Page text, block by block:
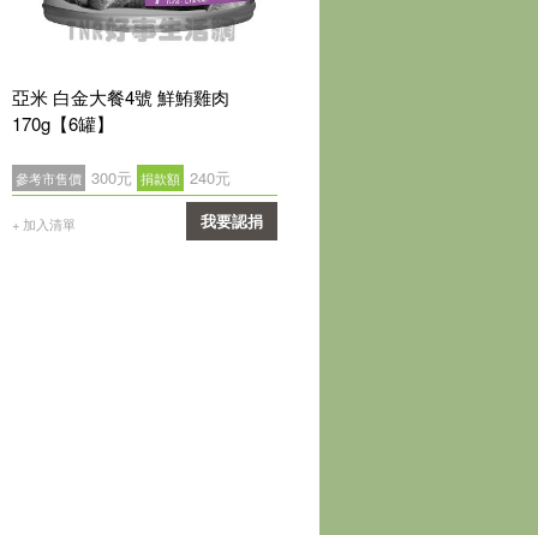
亞米 白金大餐4號 鮮鮪雞肉
170g【6罐】
參考市售價 300元 捐款額 240元
+ 加入清單 我要認捐